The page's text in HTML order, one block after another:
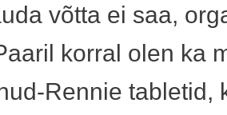
võtta ei saa,
korral olen ka
Rennie tabletid,